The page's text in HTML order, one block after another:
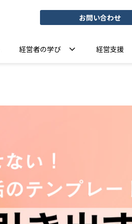
お問い合わせ
経営者の学び 経営支援